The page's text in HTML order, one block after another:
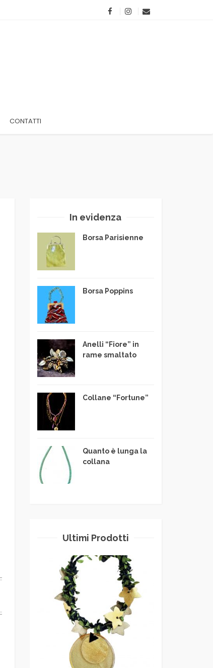
CONTATTI
In evidenza
Borsa Parisienne
Borsa Poppins
Anelli “Fiore” in
rame smaltato
Collane “Fortune”
Quanto è lunga la
collana
Ultimi Prodotti